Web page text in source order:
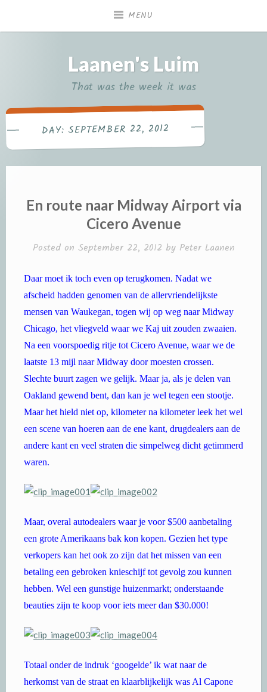
MENU
Laanen's Luim
That was the week it was
DAY:SEPTEMBER 22, 2012
En route naar Midway Airport via
Cicero Avenue
Posted on September 22, 2012 by Peter Laanen
Daar moet ik toch even op terugkomen. Nadat we
afscheid hadden genomen van de allervriendelijkste
mensen van Waukegan, togen wij op weg naar Midway
Chicago, het vliegveld waar we Kaj uit zouden zwaaien.
Na een voorspoedig ritje tot Cicero Avenue, waar we de
laatste 13 mijl naar Midway door moesten crossen.
Slechte buurt zagen we gelijk. Maar ja, als je delen van
Oakland gewend bent, dan kan je wel tegen een stootje.
Maar het hield niet op, kilometer na kilometer leek het wel
een scene van hoeren aan de ene kant, drugdealers aan de
andere kant en veel straten die simpelweg dicht getimmerd
waren.
Maar, overal autodealers waar je voor $500 aanbetaling
een grote Amerikaans bak kon kopen. Gezien het type
verkopers kan het ook zo zijn dat het missen van een
betaling een gebroken knieschijf tot gevolg zou kunnen
hebben. Wel een gunstige huizenmarkt; onderstaande
beauties zijn te koop voor iets meer dan $30.000!
Totaal onder de indruk ‘googelde’ ik wat naar de
herkomst van de straat en klaarblijkelijk was Al Capone